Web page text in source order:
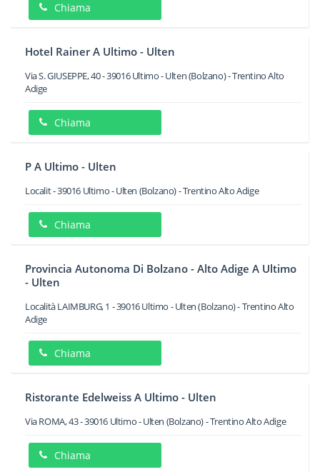
Chiama
Hotel Rainer A Ultimo - Ulten
Via S. GIUSEPPE, 40-39016 Ultimo - Ulten(Bolzano) -Trentino Alto
Adige
Chiama
P A Ultimo - Ulten
Localit-39016 Ultimo - Ulten (Bolzano) -Trentino Alto Adige
Chiama
Provincia Autonoma Di Bolzano - Alto Adige A Ultimo
- Ulten
Località LAIMBURG, 1 -39016Ultimo - Ulten(Bolzano) -Trentino Alto
Adige
Chiama
Ristorante Edelweiss A Ultimo - Ulten
Via ROMA, 43-39016 Ultimo - Ulten (Bolzano) -Trentino Alto Adige
Chiama